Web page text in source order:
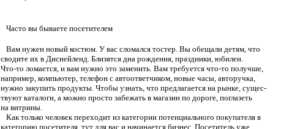
Часто вы бываете посетителем
Вам нужен новый костюм. У вас сломался тостер. Вы обещали детям, что
сводите их в Диснейленд. Близятся дна рождения, праздники, юбилеи.
Что-то ломается, и вам нужно это заменить. Вам требуется что-то получше,
например, компьютер, телефон с автоответчиком, новые часы, авторучка,
нужно закупить продукты. Чтобы узнать, что предлагается на рынке, сущес-
твуют каталоги, а можно просто забежать в магазин по дороге, поглазеть
на витрины.
Как только человек переходит из категории потенциального покупателя в
категорию посетителя, тут для вас и начинается бизнес. Посетитель уже